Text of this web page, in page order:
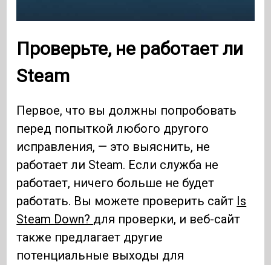
Проверьте, не работает ли
Steam
Первое, что вы должны попробовать
перед попыткой любого другого
исправления, — это выяснить, не
работает ли Steam. Если служба не
работает, ничего больше не будет
работать. Вы можете проверить сайт Is
Steam Down? для проверки, и веб-сайт
также предлагает другие
потенциальные выходы для